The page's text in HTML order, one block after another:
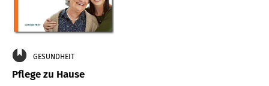
GESUNDHEIT
Pflege zu Hause